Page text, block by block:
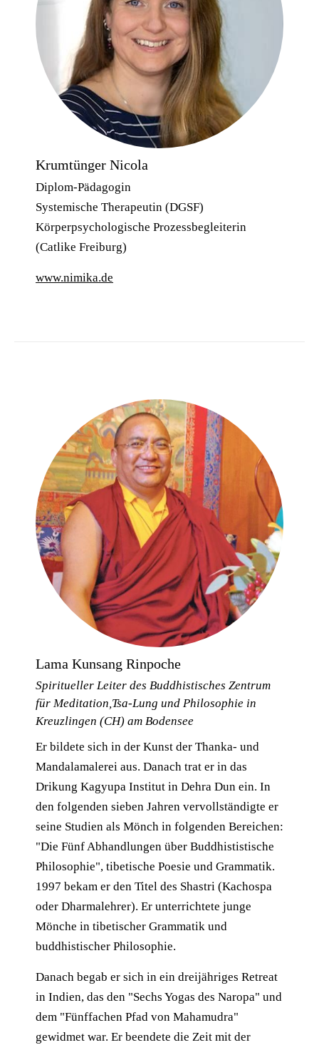
Krumtünger Nicola
Diplom-Pädagogin
Systemische Therapeutin (DGSF)
Körperpsychologische Prozessbegleiterin
(Catlike Freiburg)
www.nimika.de
Lama Kunsang Rinpoche
Spiritueller Leiter des Buddhistisches Zentrum
für Meditation,Tsa-Lung und Philosophie in
Kreuzlingen (CH) am Bodensee
Er bildete sich in der Kunst der Thanka- und
Mandalamalerei aus. Danach trat er in das
Drikung Kagyupa Institut in Dehra Dun ein. In
den folgenden sieben Jahren vervollständigte er
seine Studien als Mönch in folgenden Bereichen:
"Die Fünf Abhandlungen über Buddhististische
Philosophie", tibetische Poesie und Grammatik.
1997 bekam er den Titel des Shastri (Kachospa
oder Dharmalehrer). Er unterrichtete junge
Mönche in tibetischer Grammatik und
buddhistischer Philosophie.
Danach begab er sich in ein dreijähriges Retreat
in Indien, das den "Sechs Yogas des Naropa" und
dem "Fünffachen Pfad von Mahamudra"
gewidmet war. Er beendete die Zeit mit der